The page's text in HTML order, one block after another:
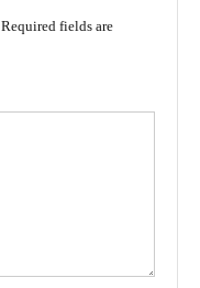
Required fields are